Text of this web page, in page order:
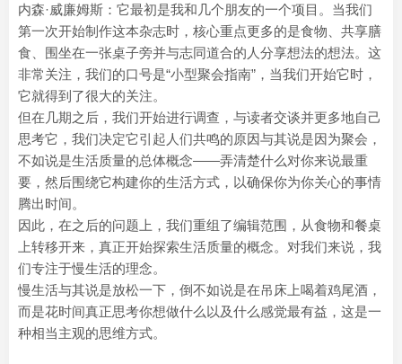
内森·威廉姆斯：它最初是我和几个朋友的一个项目。当我们
第一次开始制作这本杂志时，核心重点更多的是食物、共享膳
食、围坐在一张桌子旁并与志同道合的人分享想法的想法。这
非常关注，我们的口号是“小型聚会指南”，当我们开始它时，
它就得到了很大的关注。
但在几期之后，我们开始进行调查，与读者交谈并更多地自己
思考它，我们决定它引起人们共鸣的原因与其说是因为聚会，
不如说是生活质量的总体概念——弄清楚什么对你来说最重
要，然后围绕它构建你的生活方式，以确保你为你关心的事情
腾出时间。
因此，在之后的问题上，我们重组了编辑范围，从食物和餐桌
上转移开来，真正开始探索生活质量的概念。对我们来说，我
们专注于慢生活的理念。
慢生活与其说是放松一下，倒不如说是在吊床上喝着鸡尾酒，
而是花时间真正思考你想做什么以及什么感觉最有益，这是一
种相当主观的思维方式。